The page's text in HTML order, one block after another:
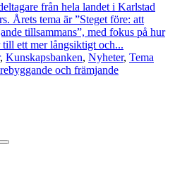
från hela landet i Karlstad
Årets tema är ”Steget före: att
tillsammans”, med fokus på hur
ett mer långsiktigt och...
, Kunskapsbanken, Nyheter, Tema
och främjande